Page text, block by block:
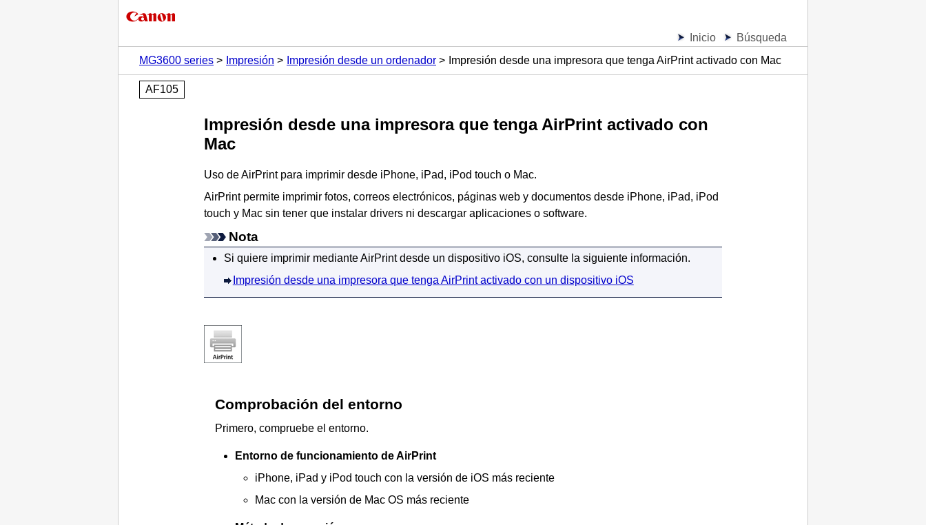
Inicio
Búsqueda
MG3600 series
Impresión Impresión desde un ordenador Impresión desde una impresora que tenga AirPrint activado con Mac
AF105
Impresión desde una impresora que tenga AirPrint activado con
Mac
Uso deAirPrintpara imprimir desde iPhone, iPad, iPod touch o Mac.
AirPrintpermite imprimir fotos, correos electrónicos, páginas web y documentos desde iPhone, iPad, iPod
touch y Mac sin tener que instalar drivers ni descargar aplicaciones o software.
Nota
Si quiere imprimir medianteAirPrintdesde un dispositivo iOS, consulte la siguiente información.
Impresión desde una impresora que tenga AirPrint activado con un dispositivo iOS
Comprobación del entorno
Primero, compruebe el entorno.
Entorno de funcionamiento deAirPrint
iPhone, iPad y iPod touch con la versión de iOS más reciente
Maccon la versión de Mac OS más reciente